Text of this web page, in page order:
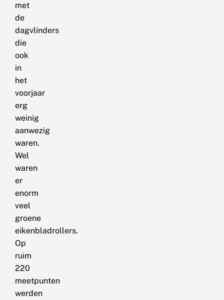
met
de
dagvlinders
die
ook
in
het
voorjaar
erg
weinig
aanwezig
waren.
Wel
waren
er
enorm
veel
groene
eikenbladrollers.
Op
ruim
220
meetpunten
werden